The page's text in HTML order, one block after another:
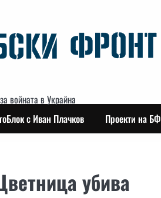
войната в Украйна
с Иван Плачков Проекти на БФ
убива